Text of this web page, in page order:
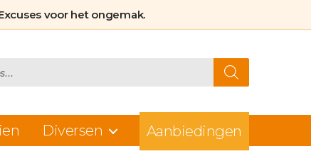
voor het ongemak.
Diversen Aanbiedingen